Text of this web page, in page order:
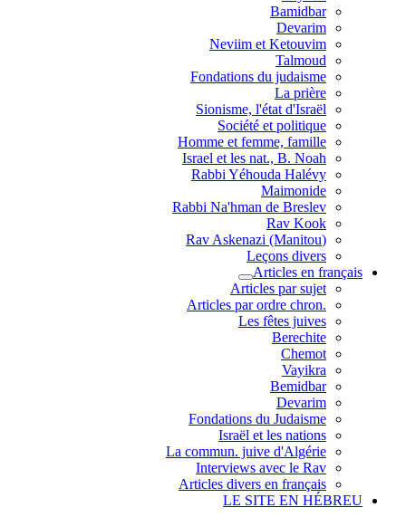
Bamidbar
Devarim
Neviim et Ketouvim
Talmoud
Fondations du judaisme
La prière
Sionisme, l'état d'Israël
Société et politique
Homme et femme, famille
Israel et les nat., B. Noah
Rabbi Yéhouda Halévy
Maimonide
Rabbi Na'hman de Breslev
Rav Kook
(Rav Askenazi (Manitou
Leçons divers
Articles en français
Articles par sujet
.Articles par ordre chron
Les fêtes juives
Berechite
Chemot
Vayikra
Bemidbar
Devarim
Fondations du Judaisme
Israël et les nations
La commun. juive d'Algérie
Interviews avec le Rav
Articles divers en français
LE SITE EN HÉBREU